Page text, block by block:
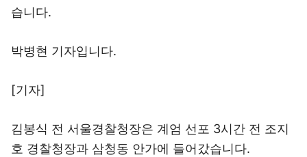
습니다.
박병현 기자입니다.
[기자]
김봉식 전 서울경찰청장은 계엄 선포 3시간 전 조지
호 경찰청장과 삼청동 안가에 들어갔습니다.